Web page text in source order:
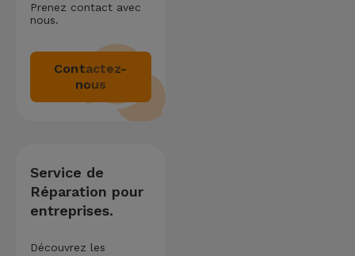
Prenez contact avec
nous.
Contactez-
nous
Service de
Réparation pour
entreprises.
Découvrez les